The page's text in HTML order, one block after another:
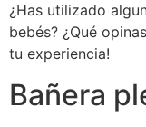
¿Has utilizado
bebés? ¿Qué
tu experiencia!
Bañera